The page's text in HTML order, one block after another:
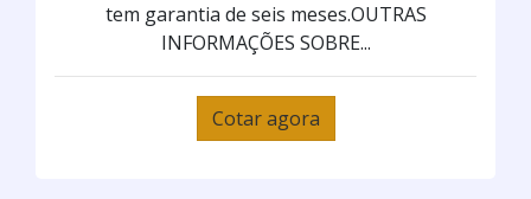
tem garantia de seis meses.OUTRAS
INFORMAÇÕES SOBRE...
Cotar agora